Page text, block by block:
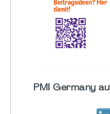
PMI Germany